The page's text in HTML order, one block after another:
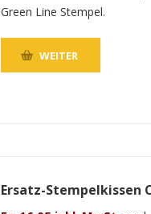
Green Line Stempel.
WEITER
Ersatz-Stempelkissen